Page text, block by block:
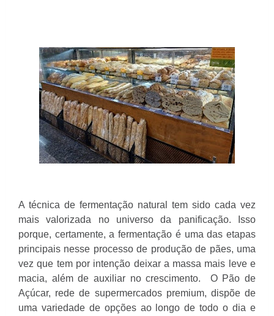
A técnica de fermentação natural tem sido cada vez
mais valorizada no universo da panificação. Isso
porque, certamente, a fermentação é uma das etapas
principais nesse processo de produção de pães, uma
vez que tem por intenção deixar a massa mais leve e
macia, além de auxiliar no crescimento. O Pão de
Açúcar, rede de supermercados premium, dispõe de
uma variedade de opções ao longo de todo o dia e